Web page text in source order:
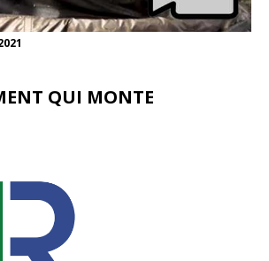
QUI MONTE